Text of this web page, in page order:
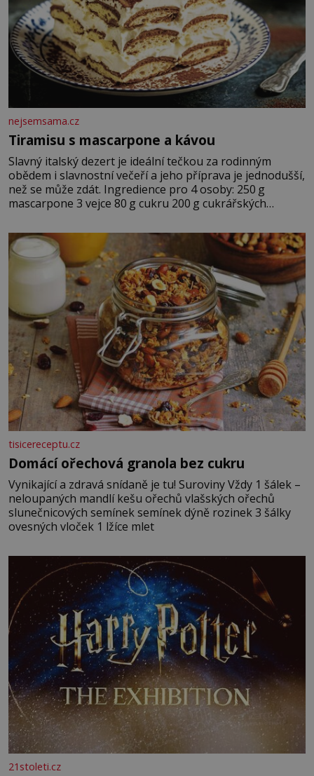
nejsemsama.cz
Tiramisu s mascarpone a kávou
Slavný italský dezert je ideální tečkou za rodinným
obědem i slavnostní večeří a jeho příprava je jednodušší,
než se může zdát. Ingredience pro 4 osoby: 250 g
mascarpone 3 vejce 80 g cukru 200 g cukrářských
posypání Postup: Oddělte žloutky od bílků. Žloutky
vyšlehejte s cukrem do světlé pěny a postupně do nich
vmíchejte mascarpone, aby vznikl hladký
tisicereceptu.cz
Domácí ořechová granola bez cukru
Vynikající a zdravá snídaně je tu! Suroviny Vždy 1 šálek –
neloupaných mandlí kešu ořechů vlašských ořechů
slunečnicových semínek semínek dýně rozinek 3 šálky
ovesných vloček 1 lžíce mlet
21stoleti.cz